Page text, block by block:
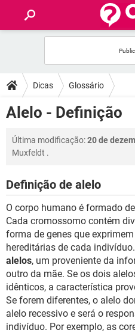
FÓRUM
SAÚDE
FAMÍLIA
SEXUALIDADE
GLOSSÁRIO
Dicas Glossário
Alelo - Definição
Última modificação:20 de
Muxfeldt .
Definição de alelo
O corpo humano é formado
Cada cromossomo contém
forma de genes que
hereditárias de cada
alelos, um proveniente da
outro da mãe. Se os dois
idênticos, a característica
Se forem diferentes, o alelo
alelo recessivo e será o
indivíduo. Por exemplo, as